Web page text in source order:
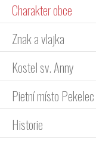
Charakter obce
Znak a vlajka
Kostel sv. Anny
Pietní místo Pekelec
Historie